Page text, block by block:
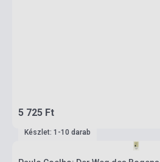
5 725 Ft
Készlet: 1-10 darab